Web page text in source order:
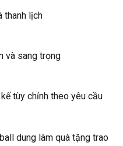
thanh lịch
và sang trọng
tùy chỉnh theo yêu cầu
dung làm quà tặng trao